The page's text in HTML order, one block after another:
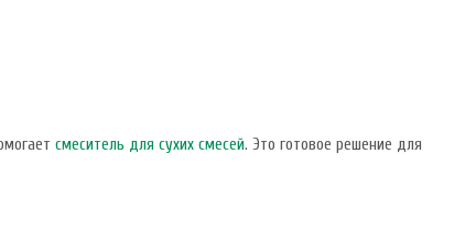
смеситель для сухих смесей. Это готовое решение для